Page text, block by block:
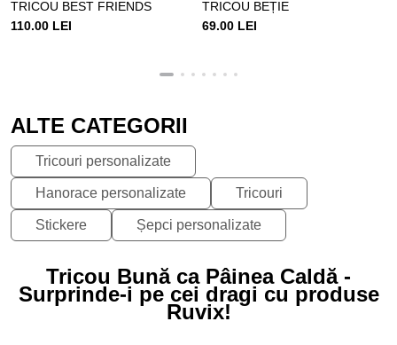
TRICOU BEST FRIENDS
110.00 LEI
TRICOU BEȚIE
69.00 LEI
ALTE CATEGORII
Tricouri personalizate
Hanorace personalizate Tricouri
Stickere Șepci personalizate
Tricou Bună ca Pâinea Caldă -
Surprinde-i pe cei dragi cu produse
Ruvix!